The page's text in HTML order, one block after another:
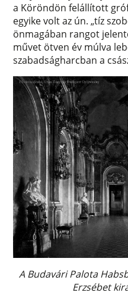
a Köröndön felállított
egyike volt az ún. „tíz
önmagában rangot
művet ötven év múlva
szabadságharcban a
A Budavári Palota
Erzsébet